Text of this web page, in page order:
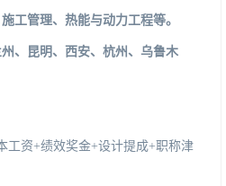
工管理、热能与动力工程等。
、昆明、西安、杭州、乌鲁木
工资+绩效奖金+设计提成+职称津